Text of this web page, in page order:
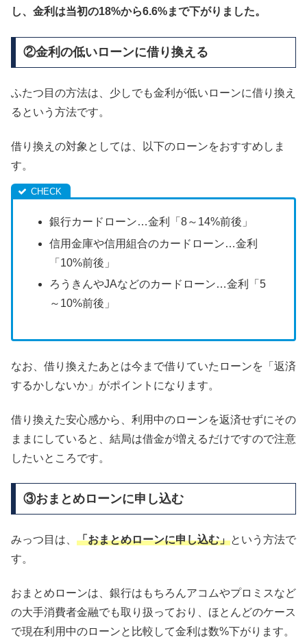
し、金利は当初の18%から6.6%まで下がりました。
②金利の低いローンに借り換える
ふたつ目の方法は、少しでも金利が低いローンに借り換え
るという方法です。
借り換えの対象としては、以下のローンをおすすめしま
す。
銀行カードローン…金利「8～14%前後」
信用金庫や信用組合のカードローン…金利
「10%前後」
ろうきんやJAなどのカードローン…金利「5
～10%前後」
なお、借り換えたあとは今まで借りていたローンを「返済
するかしないか」がポイントになります。
借り換えた安心感から、利用中のローンを返済せずにその
ままにしていると、結局は借金が増えるだけですので注意
したいところです。
③おまとめローンに申し込む
みっつ目は、 「おまとめローンに申し込む」という方法で
す。
おまとめローンは、銀行はもちろんアコムやプロミスなど
の大手消費者金融でも取り扱っており、ほとんどのケース
で現在利用中のローンと比較して金利は数%下がります。